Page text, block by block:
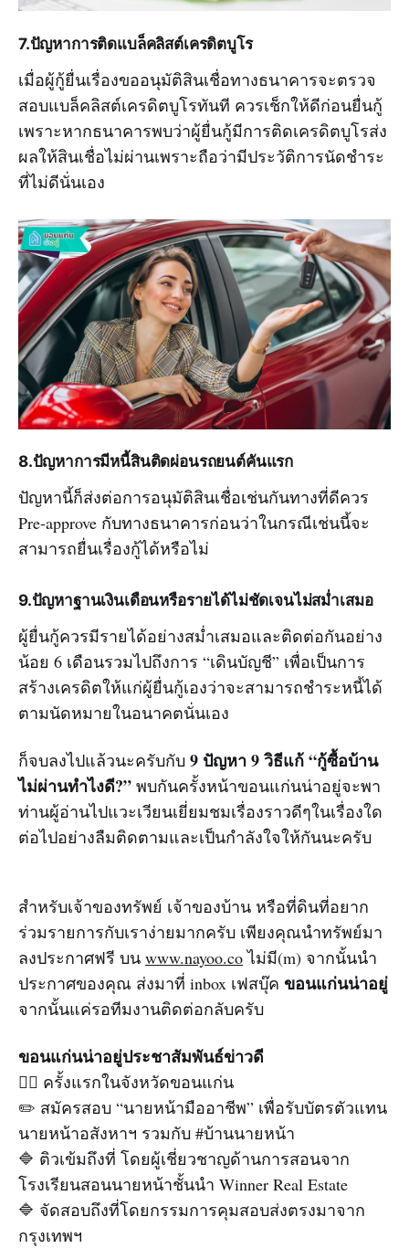
7.ปัญหาการติดแบล็คลิสต์เครดิตบูโร
เมื่อผู้กู้ยื่นเรื่องขออนุมัติสินเชื่อทางธนาคารจะตรวจ
สอบแบล็คลิสต์เครดิตบูโรทันที ควรเช็กให้ดีก่อนยื่นกู้
เพราะหากธนาคารพบว่าผู้ยื่นกู้มีการติดเครดิตบูโรส่ง
ผลให้สินเชื่อไม่ผ่านเพราะถือว่ามีประวัติการนัดชำระ
ที่ไม่ดีนั่นเอง
8.ปัญหาการมีหนี้สินติดผ่อนรถยนต์คันแรก
ปัญหานี้ก็ส่งต่อการอนุมัติสินเชื่อเช่นกันทางที่ดีควร
Pre-approve กับทางธนาคารก่อนว่าในกรณีเช่นนี้จะ
สามารถยื่นเรื่องกู้ได้หรือไม่
9.ปัญหาฐานเงินเดือนหรือรายได้ไม่ชัดเจนไม่สม่ำเสมอ
ผู้ยื่นกู้ควรมีรายได้อย่างสม่ำเสมอและติดต่อกันอย่าง
น้อย 6 เดือนรวมไปถึงการ “เดินบัญชี” เพื่อเป็นการ
สร้างเครดิตให้แก่ผู้ยื่นกู้เองว่าจะสามารถชำระหนี้ได้
ตามนัดหมายในอนาคตนั่นเอง
ก็จบลงไปแล้วนะครับกับ 9 ปัญหา 9 วิธีแก้ “กู้ซื้อบ้าน
ไม่ผ่านทำไงดี?” พบกันครั้งหน้าขอนแก่นน่าอยู่จะพา
ท่านผู้อ่านไปแวะเวียนเยี่ยมชมเรื่องราวดีๆในเรื่องใด
ต่อไปอย่างลืมติดตามและเป็นกำลังใจให้กันนะครับ
สำหรับเจ้าของทรัพย์ เจ้าของบ้าน หรือที่ดินที่อยาก
ร่วมรายการกับเราง่ายมากครับ เพียงคุณนำทรัพย์มา
ลงประกาศฟรี บน www.nayoo.coไม่มี(m) จากนั้นนำ
ประกาศของคุณ ส่งมาที่ inbox เฟสบุ๊ค ขอนแก่นน่าอยู่
จากนั้นแค่รอทีมงานติดต่อกลับครับ
ขอนแก่นน่าอยู่ประชาสัมพันธ์ข่าวดี
👉🏻 ครั้งแรกในจังหวัดขอนแก่น
✏️ สมัครสอบ “นายหน้ามืออาชีพ” เพื่อรับบัตรตัวแทน
นายหน้าอสังหาฯ รวมกับ #บ้านนายหน้า
🔷 ติวเข้มถึงที่ โดยผู้เชี่ยวชาญด้านการสอนจาก
โรงเรียนสอนนายหน้าชั้นนำ Winner Real Estate
🔷 จัดสอบถึงที่โดยกรรมการคุมสอบส่งตรงมาจาก
กรุงเทพฯ